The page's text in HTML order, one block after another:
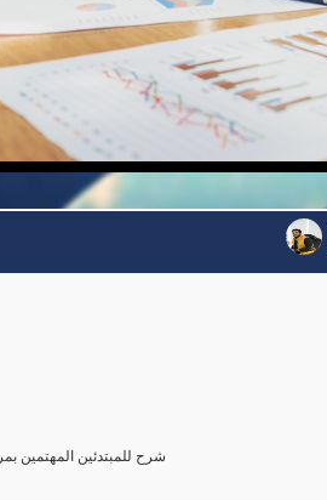
شرح للمبتدئين المهتمين